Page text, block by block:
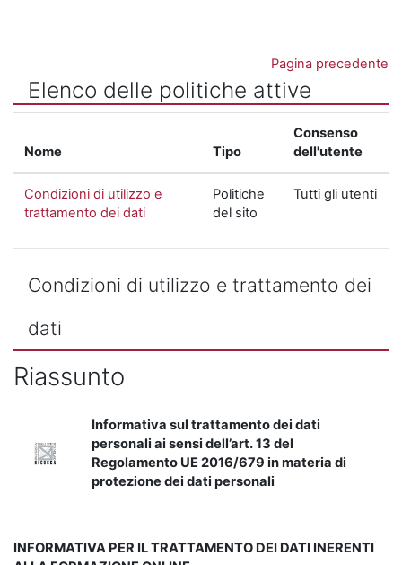
Pagina precedente
Elenco delle politiche attive
Nome Tipo
Consenso
dell'utente
Condizioni di utilizzo e
trattamento dei dati
Politiche
del sito
Tutti gli utenti
Condizioni di utilizzo e trattamento dei
dati
Riassunto
Informativa sul trattamento dei dati
personali ai sensi dell’art. 13 del
Regolamento UE 2016/679 in materia di
protezione dei dati personali
INFORMATIVA PER IL TRATTAMENTO DEI DATI INERENTI